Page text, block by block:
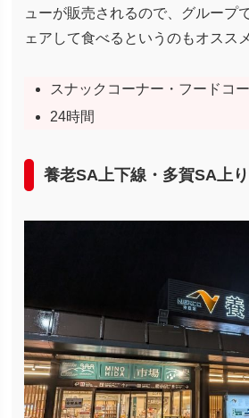
ューが販売されるので、グループ
ェアして食べるというのもオスス
スナックコーナー・フードコ
24時間
養老SA上下線・多賀SA上り